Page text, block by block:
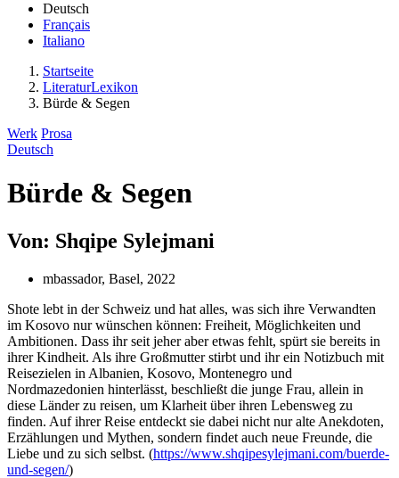
Deutsch
Français
Italiano
Startseite
LiteraturLexikon
Bürde & Segen
Werk Prosa
Deutsch
Bürde & Segen
Von: Shqipe Sylejmani
mbassador, Basel, 2022
Shote lebt in der Schweiz und hat alles, was sich ihre Verwandten
im Kosovo nur wünschen können: Freiheit, Möglichkeiten und
Ambitionen. Dass ihr seit jeher aber etwas fehlt, spürt sie bereits in
ihrer Kindheit. Als ihre Großmutter stirbt und ihr ein Notizbuch mit
Reisezielen in Albanien, Kosovo, Montenegro und
Nordmazedonien hinterlässt, beschließt die junge Frau, allein in
diese Länder zu reisen, um Klarheit über ihren Lebensweg zu
finden. Auf ihrer Reise entdeckt sie dabei nicht nur alte Anekdoten,
Erzählungen und Mythen, sondern findet auch neue Freunde, die
Liebe und zu sich selbst. (https://www.shqipesylejmani.com/buerde-
und-segen/)